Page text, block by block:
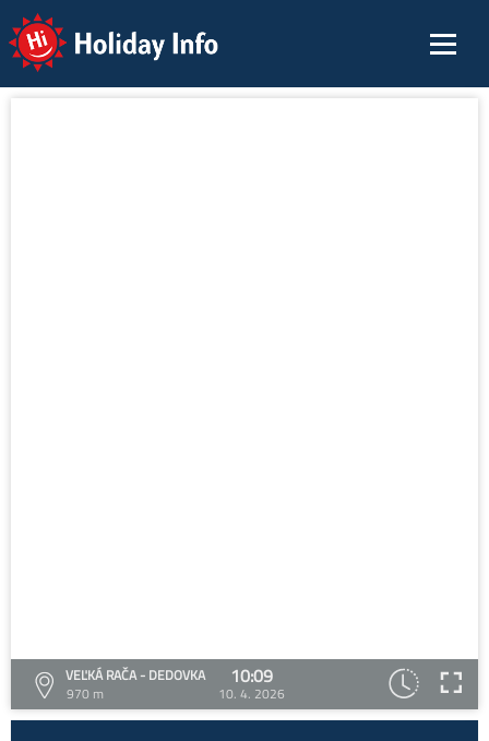
Holiday Info
VEĽKÁ RAČA - DEDOVKA
970 m
10:09
10. 4. 2026